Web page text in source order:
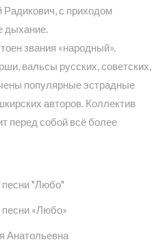
с приходом
дыхание.
звания «народный».
вальсы русских, советских,
популярные эстрадные
авторов. Коллектив
перед собой всё более
"Любо"
«Любо»
Анатольевна